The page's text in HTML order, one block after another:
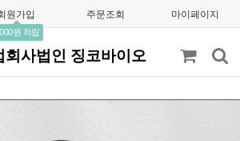
원가입
원 적립
주문조회 마이페이지
회사법인 징코바이오